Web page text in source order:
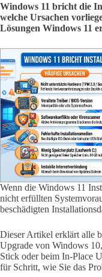
Windows 11 bricht die
welche Ursachen
Lösungen Windows 11
Wenn die Windows 11
nicht erfüllten
beschädigten
Dieser Artikel erklärt alle
Upgrade von Windows
Stick oder beim In-Place
für Schritt, wie Sie das